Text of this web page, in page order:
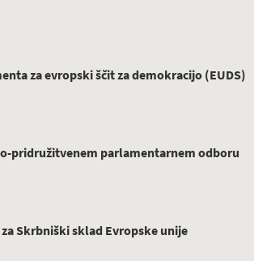
za evropski ščit za demokracijo (EUDS)
pridružitvenem parlamentarnem odboru
Skrbniški sklad Evropske unije